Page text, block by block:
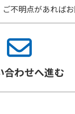
不明点があればお
合わせへ進む